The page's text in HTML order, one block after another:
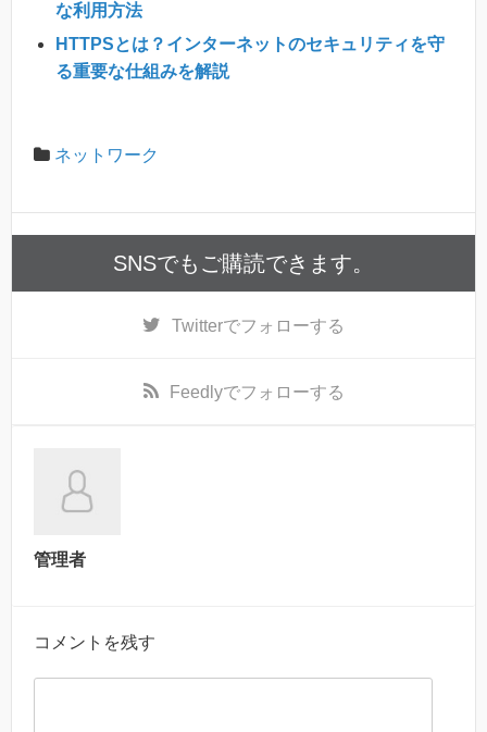
な利用方法
HTTPSとは？インターネットのセキュリティを守
る重要な仕組みを解説
ネットワーク
SNSでもご購読できます。
Twitterでフォローする
Feedlyでフォローする
管理者
コメントを残す